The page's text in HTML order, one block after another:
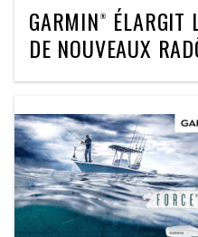
GARMIN® ÉLARGIT
DE NOUVEAUX